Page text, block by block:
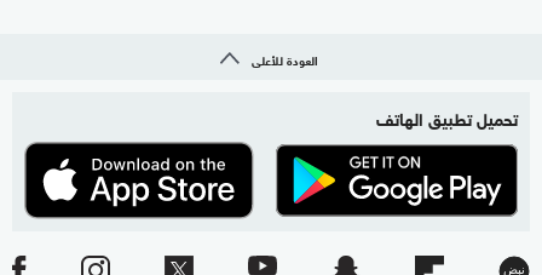
العودة للأعلى
تحميل تطبيق الهاتف